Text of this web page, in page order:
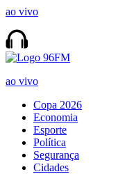
ao vivo
ao vivo
Copa 2026
Economia
Esporte
Política
Segurança
Cidades